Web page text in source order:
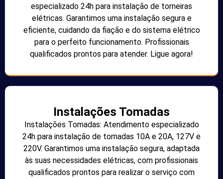
especializado 24h para instalação de torneiras
elétricas. Garantimos uma instalação segura e
eficiente, cuidando da fiação e do sistema elétrico
para o perfeito funcionamento. Profissionais
qualificados prontos para atender. Ligue agora!
Instalações Tomadas
Instalações Tomadas: Atendimento especializado
24h para instalação de tomadas 10A e 20A, 127V e
220V. Garantimos uma instalação segura, adaptada
às suas necessidades elétricas, com profissionais
qualificados prontos para realizar o serviço com